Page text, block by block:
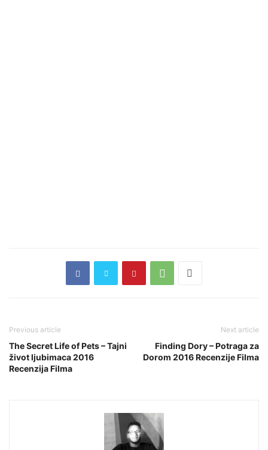
Previous article
The Secret Life of Pets – Tajni
život ljubimaca 2016
Recenzija Filma
Next article
Finding Dory – Potraga za
Dorom 2016 Recenzije Filma